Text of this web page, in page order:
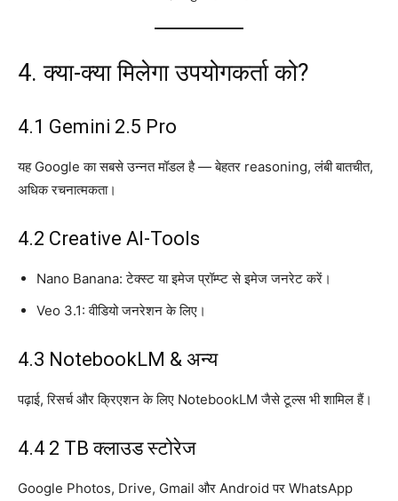
4. क्या-क्या मिलेगा उपयोगकर्ता को?
4.1 Gemini 2.5 Pro
यह Google का सबसे उन्नत मॉडल है — बेहतर reasoning, लंबी बातचीत,
अधिक रचनात्मकता।
4.2 Creative AI-Tools
Nano Banana: टेक्स्ट या इमेज प्रॉम्प्ट से इमेज जनरेट करें।
Veo 3.1: वीडियो जनरेशन के लिए।
4.3 NotebookLM & अन्य
पढ़ाई, रिसर्च और क्रिएशन के लिए NotebookLM जैसे टूल्स भी शामिल हैं।
4.4 2 TB क्लाउड स्टोरेज
Google Photos, Drive, Gmail और Android पर WhatsApp